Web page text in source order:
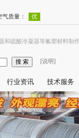
和硫酸冷凝器等氟塑材料
[说明]
行业资讯 技术服务